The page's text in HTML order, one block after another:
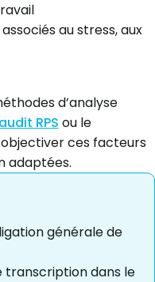
au stress, aux
d’analyse
RPS ou le
ces facteurs
adaptées.
générale de
transcription dans le